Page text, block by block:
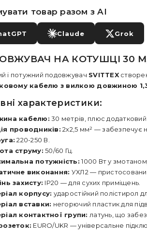
товар разом з AI
Claude Grok
НА КОТУШЦІ 30
і потужний подовжувач SVITTEX
кабелю з вилкою довжиною
характеристики:
кабелю: 30 метрів, плюс додатковий
проводників: 2х2,5 мм² — забезпечує
220-250 В.
струму: 50/60 Гц.
потужність: 1000 Вт у
виконання: УХЛ2 —
захисту: IP20 — для сухих приміщень.
корпусу: ударостійкий полістирол
вставки: негорючий пластик для
контактної групи: латунь, що
EURO/UKR — універсальне